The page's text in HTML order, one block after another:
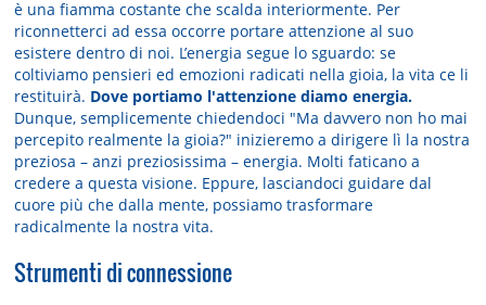
è una fiamma costante che scalda interiormente. Per
riconnetterci ad essa occorre portare attenzione al suo
esistere dentro di noi. L’energia segue lo sguardo: se
coltiviamo pensieri ed emozioni radicati nella gioia, la vita ce li
restituirà. Dove portiamo l'attenzione diamo energia.
Dunque, semplicemente chiedendoci "Ma davvero non ho mai
percepito realmente la gioia?" inizieremo a dirigere lì la nostra
preziosa – anzi preziosissima – energia. Molti faticano a
credere a questa visione. Eppure, lasciandoci guidare dal
cuore più che dalla mente, possiamo trasformare
radicalmente la nostra vita.
Strumenti di connessione